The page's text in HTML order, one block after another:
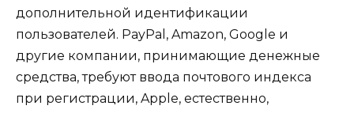
дополнительной идентификации
пользователей. PayPal, Amazon, Google и
другие компании, принимающие денежные
средства, требуют ввода почтового индекса
при регистрации, Apple, естественно,